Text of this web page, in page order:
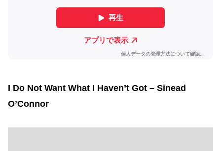
I Do Not Want What I Haven’t Got – Sinead
O’Connor